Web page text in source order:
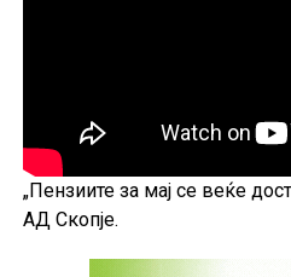
„Пензиите за мај се веќе
АД Скопје.